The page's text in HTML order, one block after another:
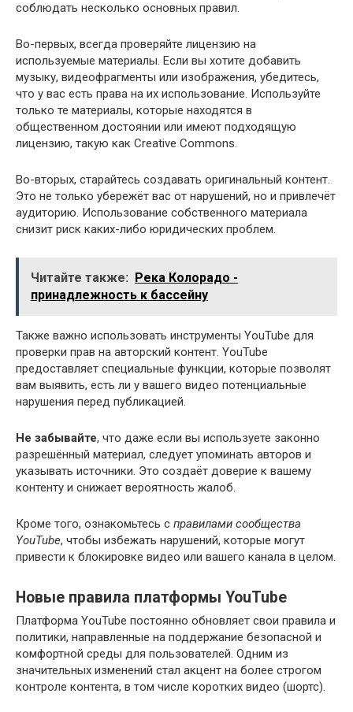
соблюдать несколько основных правил.
Во-первых, всегда проверяйте лицензию на
используемые материалы. Если вы хотите добавить
музыку, видеофрагменты или изображения, убедитесь,
что у вас есть права на их использование. Используйте
только те материалы, которые находятся в
общественном достоянии или имеют подходящую
лицензию, такую как Creative Commons.
Во-вторых, старайтесь создавать оригинальный контент.
Это не только убережёт вас от нарушений, но и привлечёт
аудиторию. Использование собственного материала
снизит риск каких-либо юридических проблем.
Читайте также:
Река Колорадо -
принадлежность к бассейну
Также важно использовать инструменты YouTube для
проверки прав на авторский контент. YouTube
предоставляет специальные функции, которые позволят
вам выявить, есть ли у вашего видео потенциальные
нарушения перед публикацией.
Не забывайте, что даже если вы используете законно
разрешённый материал, следует упоминать авторов и
указывать источники. Это создаёт доверие к вашему
контенту и снижает вероятность жалоб.
Кроме того, ознакомьтесь с правилами сообщества
YouTube, чтобы избежать нарушений, которые могут
привести к блокировке видео или вашего канала в целом.
Новые правила платформы YouTube
Платформа YouTube постоянно обновляет свои правила и
политики, направленные на поддержание безопасной и
комфортной среды для пользователей. Одним из
значительных изменений стал акцент на более строгом
контроле контента, в том числе коротких видео (шортс).